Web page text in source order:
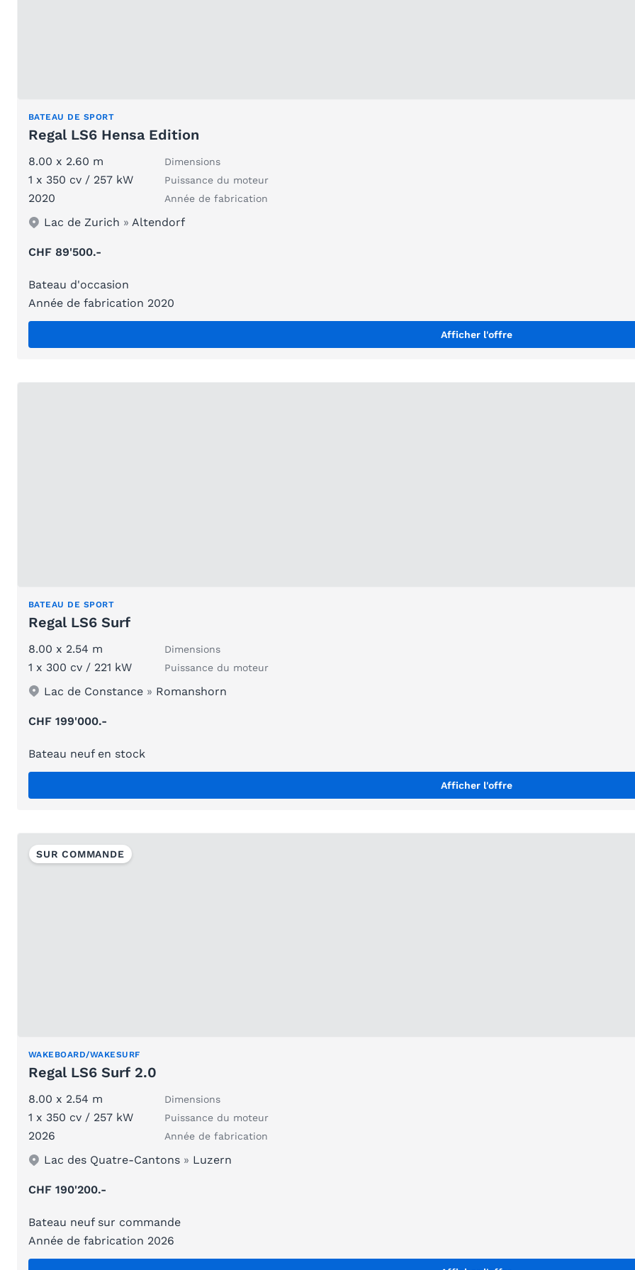
BATEAU DE SPORT
Regal LS6 Hensa Edition
8.00 x 2.60 m Dimensions
1 x 350 cv / 257 kW Puissance du moteur
2020 Année de fabrication
Lac de Zurich »Altendorf
CHF 89'500.-
Bateau d'occasion
Année de fabrication 2020
Afficher l'offre
BATEAU DE SPORT
Regal LS6 Surf
8.00 x 2.54 m Dimensions
1 x 300 cv / 221 kW Puissance du moteur
Lac de Constance » Romanshorn
CHF 199'000.-
Bateau neuf en stock
Afficher l'offre
SUR COMMANDE
WAKEBOARD/WAKESURF
Regal LS6 Surf 2.0
8.00 x 2.54 m Dimensions
1 x 350 cv / 257 kW Puissance du moteur
2026 Année de fabrication
Lac des Quatre-Cantons » Luzern
CHF 190'200.-
Bateau neuf sur commande
Année de fabrication 2026